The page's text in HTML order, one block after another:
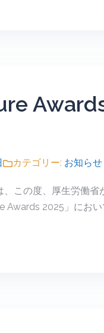
カテゴリー: お知らせ
、この度、厚生労働
Awards 2025」にお